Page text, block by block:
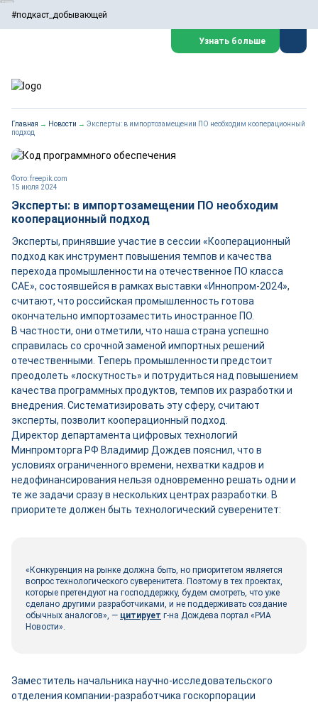
#подкаст_добывающей
Узнать больше
Главная → Новости → Эксперты: в импортозамещении ПО необходим кооперационный
подход
15 июля 2024
Фото: freepik.com
Эксперты: в импортозамещении ПО необходим
кооперационный подход
Эксперты, принявшие участие в сессии «Кооперационный
подход как инструмент повышения темпов и качества
перехода промышленности на отечественное ПО класса
САЕ», состоявшейся в рамках выставки «Иннопром-2024»,
считают, что российская промышленность готова
окончательно импортозаместить иностранное ПО.
В частности, они отметили, что наша страна успешно
справилась со срочной заменой импортных решений
отечественными. Теперь промышленности предстоит
преодолеть «лоскутность» и потрудиться над повышением
качества программных продуктов, темпов их разработки и
внедрения. Систематизировать эту сферу, считают
эксперты, позволит кооперационный подход.
Директор департамента цифровых технологий
Минпромторга РФ Владимир Дождев пояснил, что в
условиях ограниченного времени, нехватки кадров и
недофинансирования нельзя одновременно решать одни и
те же задачи сразу в нескольких центрах разработки. В
приоритете должен быть технологический суверенитет:
«Конкуренция на рынке должна быть, но приоритетом является
вопрос технологического суверенитета. Поэтому в тех проектах,
которые претендуют на господдержку, будем смотреть, что уже
сделано другими разработчиками, и не поддерживать создание
обычных аналогов», — цитирует г-на Дождева портал «РИА
Новости».
Заместитель начальника научно-исследовательского
отделения компании-разработчика госкорпорации